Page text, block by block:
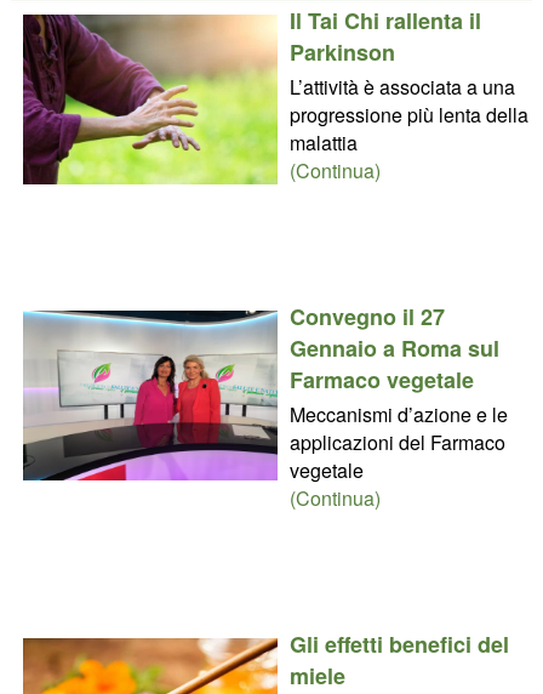
Il Tai Chi rallenta il
Parkinson
L’attività è associata a una
progressione più lenta della
malattia
(Continua)
Convegno il 27
Gennaio a Roma sul
Farmaco vegetale
Meccanismi d’azione e le
applicazioni del Farmaco
vegetale
(Continua)
Gli effetti benefici del
miele